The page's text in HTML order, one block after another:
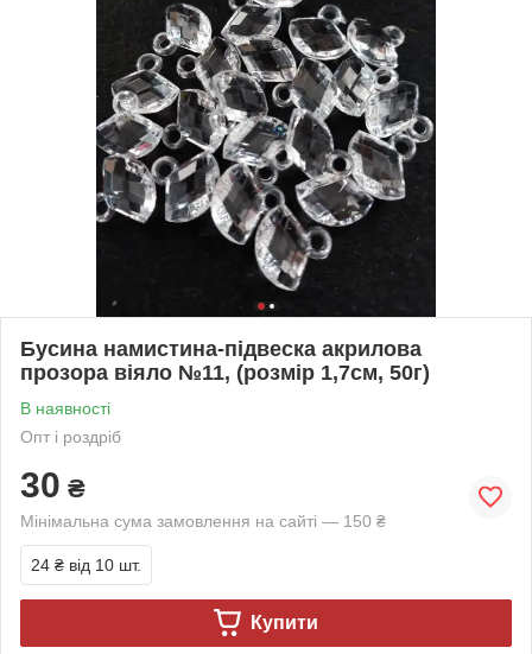
Бусина намистина-підвеска акрилова
прозора віяло №11, (розмір 1,7см, 50г)
В наявності
Опт і роздріб
30 ₴
Мінімальна сума замовлення на сайті — 150 ₴
24 ₴ від 10 шт.
Купити